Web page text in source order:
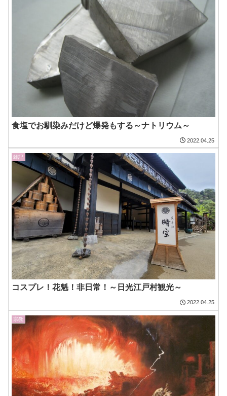
食塩でお馴染みだけど爆発もする～ナトリウム～
2022.04.25
雑記
コスプレ！花魁！非日常！～日光江戸村観光～
2022.04.25
宗教